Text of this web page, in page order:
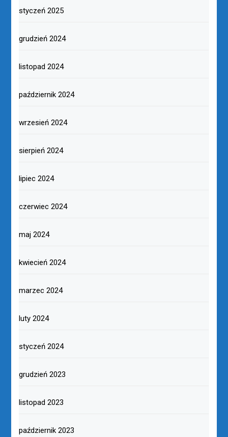
styczeń 2025
grudzień 2024
listopad 2024
październik 2024
wrzesień 2024
sierpień 2024
lipiec 2024
czerwiec 2024
maj 2024
kwiecień 2024
marzec 2024
luty 2024
styczeń 2024
grudzień 2023
listopad 2023
październik 2023